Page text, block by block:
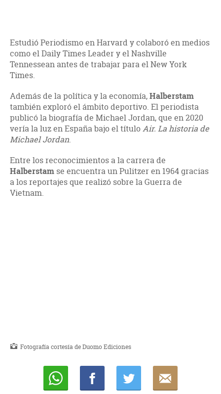
Estudió Periodismo en Harvard y colaboró en medios
como el Daily Times Leader y el Nashville
Tennessean antes de trabajar para el New York
Times.
Además de la política y la economía,Halberstam
también exploró el ámbito deportivo. El periodista
publicó la biografía de Michael Jordan, que en 2020
vería la luz en España bajo el títuloAir. La historia de
Michael Jordan.
Entre los reconocimientos a la carrera de
Halberstam se encuentra un Pulitzer en 1964 gracias
a los reportajes que realizó sobre la Guerra de
Vietnam.
Fotografía cortesía de Duomo Ediciones